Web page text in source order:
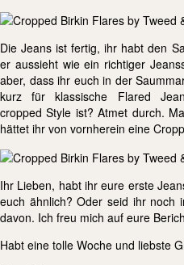
Die Jeans ist fertig, ihr habt den
er aussieht wie ein richtiger
aber, dass ihr euch in der
kurz für klassische Flared
cropped Style ist? Atmet durch.
hättet ihr von vornherein eine
Ihr Lieben, habt ihr eure erste
euch ähnlich? Oder seid ihr noch
davon. Ich freu mich auf eure
Habt eine tolle Woche und liebste